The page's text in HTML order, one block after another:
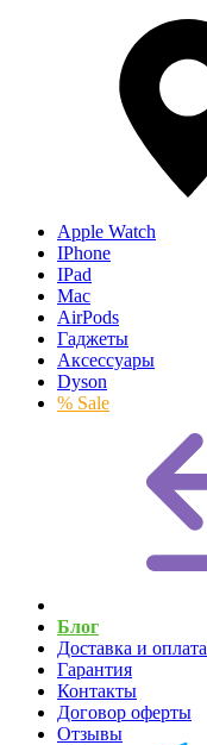
Apple Watch
IPhone
IPad
Mac
AirPods
Гаджеты
Аксессуары
Dyson
% Sale
Блог
Доставка и оплата
Гарантия
Контакты
Договор оферты
Отзывы